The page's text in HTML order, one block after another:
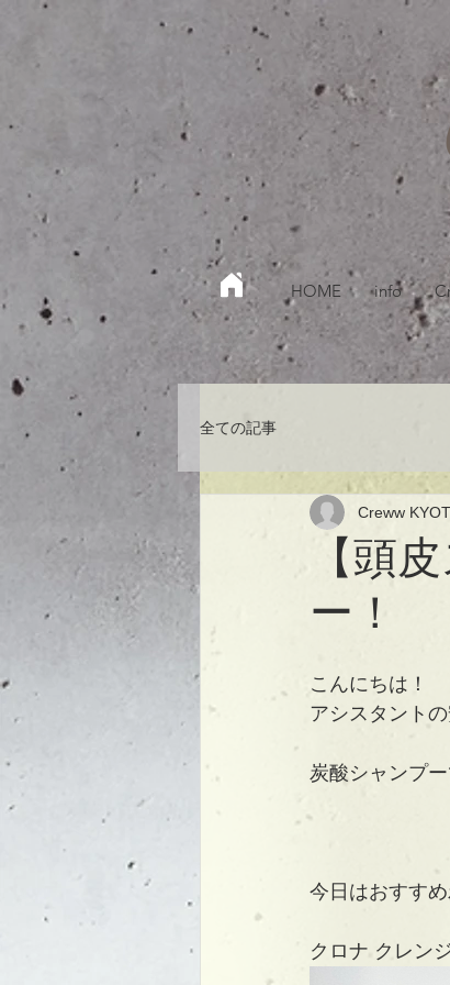
HOME info
全ての記事
【頭
ー！
Creww
こんにちは！
アシスタントの
炭酸シャンプ
今日はおすす
クロナ クレン